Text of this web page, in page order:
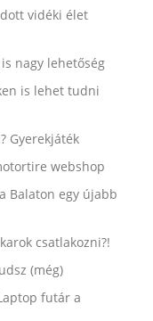
vidéki élet
nagy lehetőség
is lehet tudni
Gyerekjáték
webshop
Balaton egy újabb
csatlakozni?!
(még)
futár a